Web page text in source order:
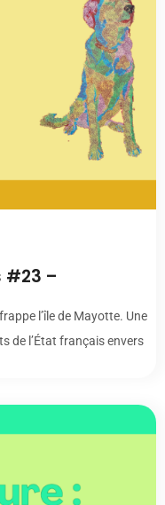
#23 –
l’île de Mayotte. Une
de l’État français envers